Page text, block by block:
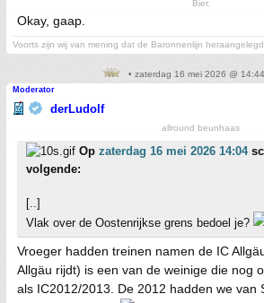
Bier.
Okay, gaap.
Voorts zijn wij van mening dat de Baronnenlijn heraangelegd
• zaterdag 16 mei 2026 @
Moderator
derLudolf
allround beunhaas
Op zaterdag 16 mei 2026 14:04
volgende:
[..]
Vlak over de Oostenrijkse grens bedoel je?
Vroeger hadden treinen namen de IC
Allgäu rijdt) is een van de weinige die nog
als IC2012/2013. De 2012 hadden we van